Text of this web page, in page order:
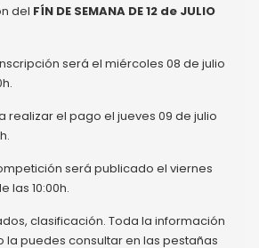
del FÍN DE SEMANA DE 12 de JULIO
será el miércoles 08 de julio
realizar el pago el jueves 09 de julio
será publicado el viernes
las 10:00h.
clasificación. Toda la información
la puedes consultar en las pestañas